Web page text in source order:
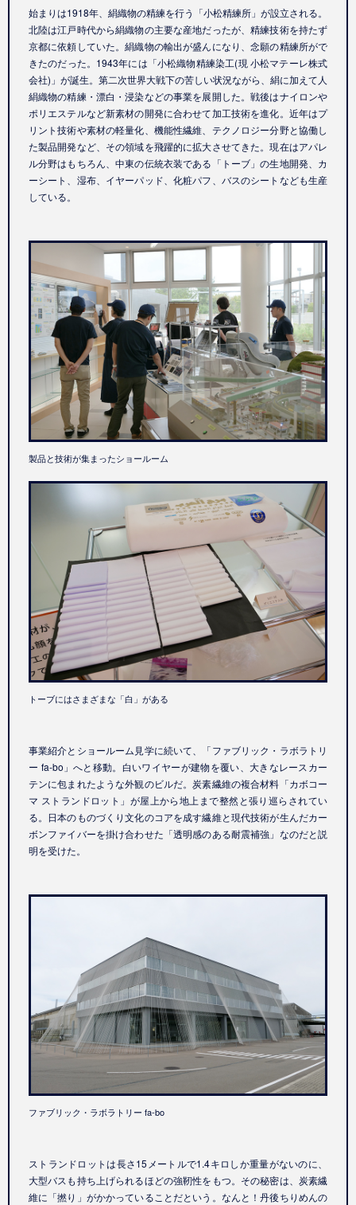
始まりは1918年、絹織物の精練を行う「小松精練所」が設立される。
北陸は江戸時代から絹織物の主要な産地だったが、精練技術を持たず
京都に依頼していた。絹織物の輸出が盛んになり、念願の精練所がで
きたのだった。 1943年には「小松織物精練染工(現 小松マテーレ株式
会社) 」が誕生。第二次世界大戦下の苦しい状況ながら、絹に加えて人
絹織物の精練・漂白・浸染などの事業を展開した。戦後はナイロンや
ポリエステルなど新素材の開発に合わせて加工技術を進化。近年はプ
リント技術や素材の軽量化、機能性繊維、テクノロジー分野と協働し
た製品開発など、その領域を飛躍的に拡大させてきた。現在はアパレ
ル分野はもちろん、中東の伝統衣装である「トーブ」の生地開発、カ
ーシート、湿布、イヤーパッド、化粧パフ、バスのシートなども生産
している。
製品と技術が集まったショールーム
トーブにはさまざまな「白」がある
事業紹介とショールーム見学に続いて、「ファブリック・ラボラトリ
ー fa-bo 」へと移動。白いワイヤーが建物を覆い、大きなレースカー
テンに包まれたような外観のビルだ。炭素繊維の複合材料「カボコー
マ ストランドロット」が屋上から地上まで整然と張り巡らされてい
る。日本のものづくり文化のコアを成す繊維と現代技術が生んだカー
ボンファイバーを掛け合わせた「透明感のある耐震補強」なのだと説
明を受けた。
ファブリック・ラボラトリー fa-bo
ストランドロットは長さ15 メートルで1.4キロしか重量がないのに、
大型バスも持ち上げられるほどの強靭性をもつ。その秘密は、炭素繊
維に「撚り」がかかっていることだという。なんと！丹後ちりめんの